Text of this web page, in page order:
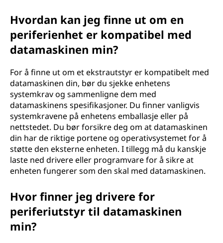
Hvordan kan jeg finne ut om en
periferienhet er kompatibel med
datamaskinen min?
For å finne ut om et ekstrautstyr er kompatibelt med
datamaskinen din, bør du sjekke enhetens
systemkrav og sammenligne dem med
datamaskinens spesifikasjoner. Du finner vanligvis
systemkravene på enhetens emballasje eller på
nettstedet. Du bør forsikre deg om at datamaskinen
din har de riktige portene og operativsystemet for å
støtte den eksterne enheten. I tillegg må du kanskje
laste ned drivere eller programvare for å sikre at
enheten fungerer som den skal med datamaskinen.
Hvor finner jeg drivere for
periferiutstyr til datamaskinen
min?